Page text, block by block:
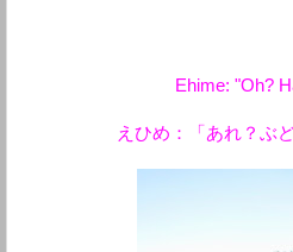
Ehime: "Oh?
えひめ：「あれ？ぶ